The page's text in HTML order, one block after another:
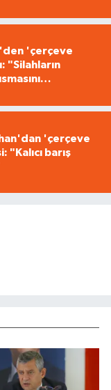
'çerçeve
"Silahların
'çerçeve
barış